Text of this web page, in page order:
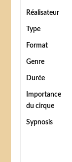
Réalisateur
Type
Format
Genre
Durée
Importance
du cirque
Sypnosis